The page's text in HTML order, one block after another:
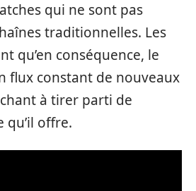
qui ne sont pas
traditionnelles. Les
qu’en conséquence, le
flux constant de nouveaux
à tirer parti de
qu’il offre.